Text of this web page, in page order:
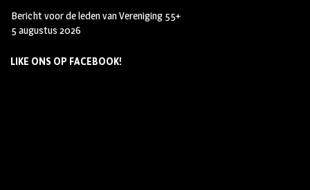
Bericht voor de leden van Vereniging 55+
5 augustus 2026
LIKE ONS OP FACEBOOK!